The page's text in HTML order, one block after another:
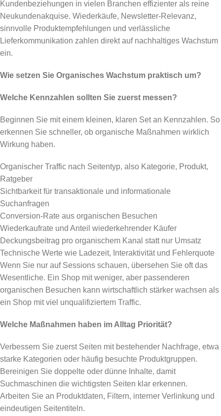
Kundenbeziehungen in vielen Branchen effizienter als reine
Neukundenakquise. Wiederkäufe, Newsletter-Relevanz,
sinnvolle Produktempfehlungen und verlässliche
Lieferkommunikation zahlen direkt auf nachhaltiges Wachstum
ein.
Wie setzen Sie Organisches Wachstum praktisch um?
Welche Kennzahlen sollten Sie zuerst messen?
Beginnen Sie mit einem kleinen, klaren Set an Kennzahlen. So
erkennen Sie schneller, ob organische Maßnahmen wirklich
Wirkung haben.
Organischer Traffic nach Seitentyp, also Kategorie, Produkt,
Ratgeber
Sichtbarkeit für transaktionale und informationale
Suchanfragen
Conversion-Rate aus organischen Besuchen
Wiederkaufrate und Anteil wiederkehrender Käufer
Deckungsbeitrag pro organischem Kanal statt nur Umsatz
Technische Werte wie Ladezeit, Interaktivität und Fehlerquote
Wenn Sie nur auf Sessions schauen, übersehen Sie oft das
Wesentliche. Ein Shop mit weniger, aber passenderen
organischen Besuchen kann wirtschaftlich stärker wachsen als
ein Shop mit viel unqualifiziertem Traffic.
Welche Maßnahmen haben im Alltag Priorität?
Verbessern Sie zuerst Seiten mit bestehender Nachfrage, etwa
starke Kategorien oder häufig besuchte Produktgruppen.
Bereinigen Sie doppelte oder dünne Inhalte, damit
Suchmaschinen die wichtigsten Seiten klar erkennen.
Arbeiten Sie an Produktdaten, Filtern, interner Verlinkung und
eindeutigen Seitentiteln.